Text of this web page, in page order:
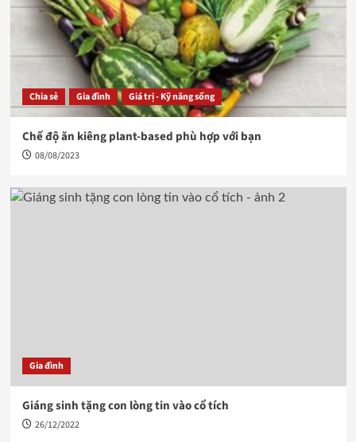
Chia sẻ Gia đình Giá trị - Kỹ năng sống
Chế độ ăn kiêng plant-based phù hợp với bạn
08/08/2023
Gia đình
Giáng sinh tặng con lòng tin vào cổ tích
26/12/2022